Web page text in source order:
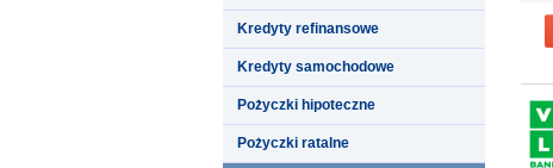
Kredyty refinansowe
Kredyty samochodowe
Pożyczki hipoteczne
Pożyczki ratalne